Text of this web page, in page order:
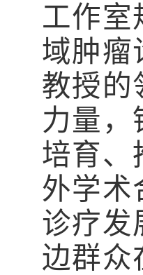
工作室
域肿瘤
教授的
力量，
培育、
外学术
诊疗发
边群众